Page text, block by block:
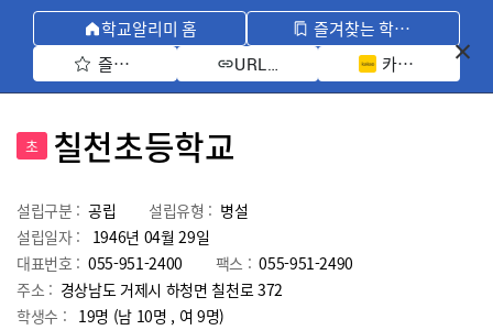
학교알리미 홈
즐겨찾는 학교 모아보기
즐겨찾기 선택
URL 복사 카카오톡 공유
초 칠천초등학교
설립구분 : 공립 설립유형 : 병설
설립일자 :
1946년 04월 29일
대표번호 : 055-951-2400 팩스 : 055-951-2490
주소 : 경상남도 거제시 하청면 칠천로 372
학생수 : 19명 (남 10명 , 여 9명)